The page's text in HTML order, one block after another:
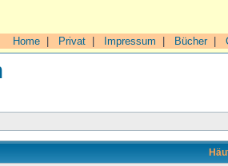
Home Privat Impressum Bücher|